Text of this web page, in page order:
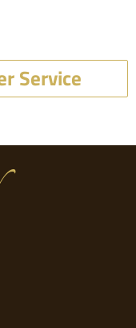
Service